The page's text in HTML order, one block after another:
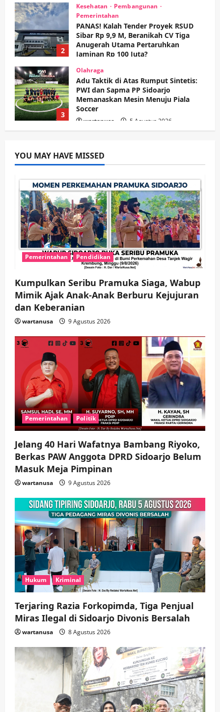
2
Kesehatan
Pembangunan
Pemerintahan
PANAS! Kalah Tender Proyek RSUD
Sibar Rp 9,9 M, Beranikah CV Tiga
Anugerah Utama Pertaruhkan
Jaminan Rp 100 Juta?
wartanusa
3
Olahraga
Adu Taktik di Atas Rumput Sintetis:
PWI dan Sapma PP Sidoarjo
Memanaskan Mesin Menuju Piala
Soccer
wartanusa 5 Agustus 2026
4
Tumplek Blek di Bazar Rakyat Jalan
Jambu, Borong Kuliner UMKM Sambil
wartanusa 4 Agustus 2026
5
Keagamaan Pemerintahan
Pemkab Sidoarjo & Muhammadiyah
Sinergi Permudah Perizinan, Wakaf,
hingga Hibah
wartanusa 4 Agustus 2026
YOU MAY HAVE MISSED
Pemerintahan Pendidikan
Kumpulkan Seribu Pramuka Siaga, Wabup
Mimik Ajak Anak-Anak Berburu Kejujuran
dan Keberanian
wartanusa 9 Agustus 2026
Pemerintahan Politik
Jelang 40 Hari Wafatnya Bambang Riyoko,
Berkas PAW Anggota DPRD Sidoarjo Belum
Masuk Meja Pimpinan ​
wartanusa 9 Agustus 2026
Hukum Kriminal
Terjaring Razia Forkopimda, Tiga Penjual
Miras Ilegal di Sidoarjo Divonis Bersalah
wartanusa 8 Agustus 2026